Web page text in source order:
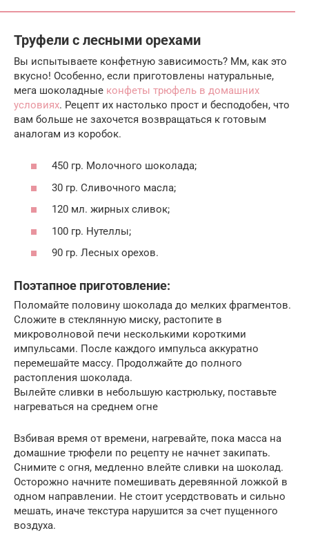
Труфели с лесными орехами
Вы испытываете конфетную зависимость? Мм, как это
вкусно! Особенно, если приготовлены натуральные,
мега шоколадные конфеты трюфель в домашних
условиях. Рецепт их настолько прост и бесподобен, что
вам больше не захочется возвращаться к готовым
аналогам из коробок.
450 гр. Молочного шоколада;
30 гр. Сливочного масла;
120 мл. жирных сливок;
100 гр. Нутеллы;
90 гр. Лесных орехов.
Поэтапное приготовление:
Поломайте половину шоколада до мелких фрагментов.
Сложите в стеклянную миску, растопите в
микроволновой печи несколькими короткими
импульсами. После каждого импульса аккуратно
перемешайте массу. Продолжайте до полного
растопления шоколада.
Вылейте сливки в небольшую кастрюльку, поставьте
нагреваться на среднем огне
Взбивая время от времени, нагревайте, пока масса на
домашние трюфели по рецепту не начнет закипать.
Снимите с огня, медленно влейте сливки на шоколад.
Осторожно начните помешивать деревянной ложкой в
одном направлении. Не стоит усердствовать и сильно
мешать, иначе текстура нарушится за счет пущенного
воздуха.